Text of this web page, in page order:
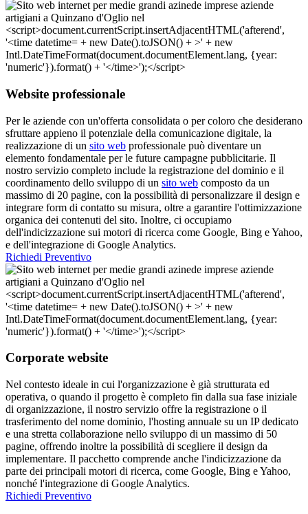
Website professionale
Per le aziende con un'offerta consolidata o per coloro che desiderano
sfruttare appieno il potenziale della comunicazione digitale, la
realizzazione di un sito web professionale può diventare un
elemento fondamentale per le future campagne pubblicitarie. Il
nostro servizio completo include la registrazione del dominio e il
coordinamento dello sviluppo di un sito web composto da un
massimo di 20 pagine, con la possibilità di personalizzare il design e
integrare form di contatto su misura, oltre a garantire l'ottimizzazione
organica dei contenuti del sito. Inoltre, ci occupiamo
dell'indicizzazione sui motori di ricerca come Google, Bing e Yahoo,
e dell'integrazione di Google Analytics.
Richiedi Preventivo
Corporate website
Nel contesto ideale in cui l'organizzazione è già strutturata ed
operativa, o quando il progetto è completo fin dalla sua fase iniziale
di organizzazione, il nostro servizio offre la registrazione o il
trasferimento del nome dominio, l'hosting annuale su un IP dedicato
e una stretta collaborazione nello sviluppo di un massimo di 50
pagine, offrendo inoltre la possibilità di scegliere il design da
implementare. Il pacchetto comprende anche l'indicizzazione da
parte dei principali motori di ricerca, come Google, Bing e Yahoo,
nonché l'integrazione di Google Analytics.
Richiedi Preventivo